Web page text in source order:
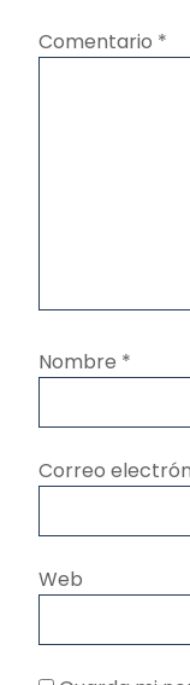
Comentario *
Nombre *
Correo
Web